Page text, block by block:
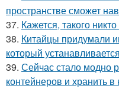
пространстве сможет
37. Кажется, такого
38. Китайцы придумали
который
39. Сейчас стало модно
контейнеров и хранить